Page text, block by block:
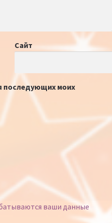
Сайт
последующих моих
ваши данные